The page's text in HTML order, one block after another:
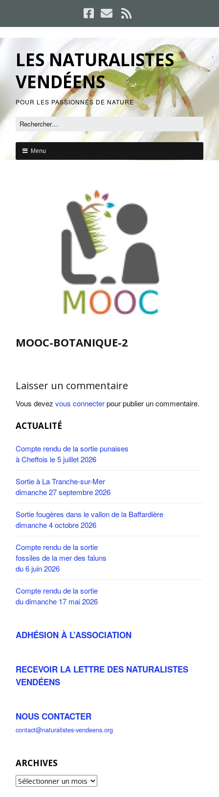
LES NATURALISTES
VENDÉENS
POUR LES PASSIONNÉS DE NATURE
Menu
MOOC-BOTANIQUE-2
Laisser un commentaire
Vous devez vous connecterpour publier un commentaire.
ACTUALITÉ
Compte rendu de la sortie punaises
à Cheffois le 5 juillet 2026
Sortie à La Tranche-sur-Mer
dimanche 27 septembre 2026
Sortie fougères dans le vallon de la Baffardière
dimanche 4 octobre 2026
Compte rendu de la sortie
fossiles de la mer des faluns
du 6 juin 2026
Compte rendu de la sortie
du dimanche 17 mai 2026
ADHÉSION À L’ASSOCIATION
RECEVOIR LA LETTRE DES NATURALISTES
VENDÉENS
NOUS CONTACTER
contact@naturalistes-vendeens.org
ARCHIVES